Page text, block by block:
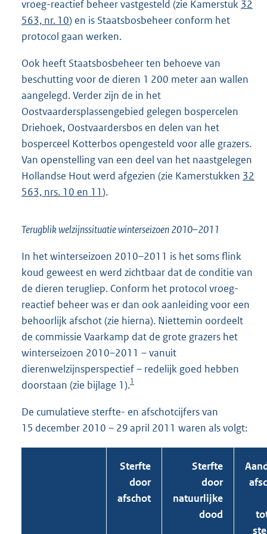
vroeg-reactief beheer vastgesteld (zie Kamerstuk 32
563, nr. 10) en is Staatsbosbeheer conform het
protocol gaan werken.
Ook heeft Staatsbosbeheer ten behoeve van
beschutting voor de dieren 1 200 meter aan wallen
aangelegd. Verder zijn de in het
Oostvaardersplassengebied gelegen bospercelen
Driehoek, Oostvaardersbos en delen van het
bosperceel Kotterbos opengesteld voor alle grazers.
Van openstelling van een deel van het naastgelegen
Hollandse Hout werd afgezien (zie Kamerstukken 32
563, nrs. 10 en 11).
Terugblik welzijnssituatie winterseizoen 2010–2011
In het winterseizoen 2010–2011 is het soms flink
koud geweest en werd zichtbaar dat de conditie van
de dieren terugliep. Conform het protocol vroeg-
reactief beheer was er dan ook aanleiding voor een
behoorlijk afschot (zie hierna). Niettemin oordeelt
de commissie Vaarkamp dat de grote grazers het
winterseizoen 2010–2011 – vanuit
dierenwelzijnsperspectief – redelijk goed hebben
doorstaan (zie bijlage 1).1
De cumulatieve sterfte- en afschotcijfers van
15 december 2010 – 29 april 2011 waren als volgt:
Sterfte
door
afschot
Sterfte
door
natuurlijke
dood